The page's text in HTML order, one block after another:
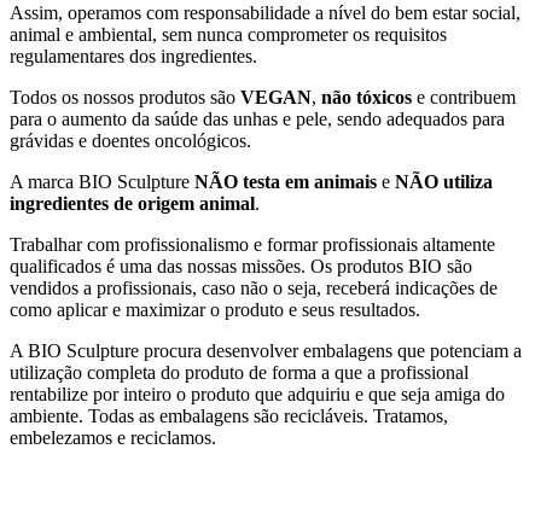
Assim, operamos com responsabilidade a nível do bem estar social,
animal e ambiental, sem nunca comprometer os requisitos
regulamentares dos ingredientes.
Todos os nossos produtos são VEGAN, não tóxicos e contribuem
para o aumento da saúde das unhas e pele, sendo adequados para
grávidas e doentes oncológicos.
A marca BIO Sculpture NÃO testa em animais e NÃO utiliza
ingredientes de origem animal.
Trabalhar com profissionalismo e formar profissionais altamente
qualificados é uma das nossas missões. Os produtos BIO são
vendidos a profissionais, caso não o seja, receberá indicações de
como aplicar e maximizar o produto e seus resultados.
A BIO Sculpture procura desenvolver embalagens que potenciam a
utilização completa do produto de forma a que a profissional
rentabilize por inteiro o produto que adquiriu e que seja amiga do
ambiente. Todas as embalagens são recicláveis. Tratamos,
embelezamos e reciclamos.